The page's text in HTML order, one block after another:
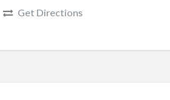
Get Directions